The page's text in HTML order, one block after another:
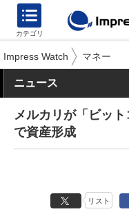
カテゴリ
Impress Watch マネー
ニュース
メルカリが「ビッ
で資産形成
リスト